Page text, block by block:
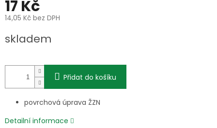
17 Kč
14,05 Kč bez DPH
cena:
skladem
Přidat do košíku
povrchová úprava ŽZN
Detailní informace